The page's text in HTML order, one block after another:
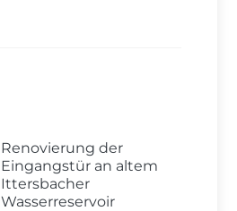
Renovierung der
Eingangstür an altem
Ittersbacher
Wasserreservoir